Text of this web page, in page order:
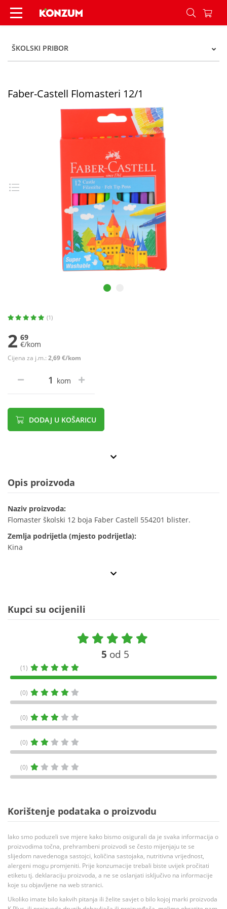
Faber-Castell Flomasteri 12/1 - Konzum
ŠKOLSKI PRIBOR
Faber-Castell Flomasteri 12/1
(1)
2 69
€/kom
Cijena za j.m.: 2,69 €/kom
kom
DODAJ U KOŠARICU
Opis proizvoda
Naziv proizvoda:
Flomaster školski 12 boja Faber Castell 554201 blister.
Zemlja podrijetla (mjesto podrijetla):
Kina
Kupci su ocijenili
5 od 5
(1)
(0)
(0)
(0)
(0)
Korištenje podataka o proizvodu
Iako smo poduzeli sve mjere kako bismo osigurali da je svaka informacija o
proizvodima točna, prehrambeni proizvodi se često mijenjaju te se
slijedom navedenoga sastojci, količina sastojaka, nutritivna vrijednost,
alergeni mogu promjeniti. Prije konzumacije trebali biste uvijek pročitati
etiketu tj. deklaraciju proizvoda, a ne se oslanjati isključivo na informacije
koje su objavljene na web stranici.
Ukoliko imate bilo kakvih pitanja ili želite savjet o bilo kojoj marki proizvoda